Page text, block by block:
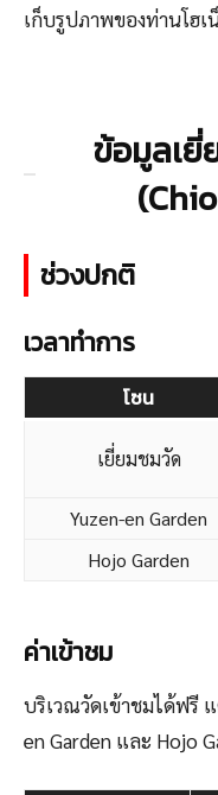
เก็บรูปภาพของท่านโฮเ
ข้อมูลเ
ช่วงปกติ
เวลาทำการ
โซน
เยี่ยมชมวัด
Yuzen-en Garden
Hojo Garden
ค่าเข้าชม
บริเวณวัดเข้าชมได้ฟรี
en Garden และ Hojo